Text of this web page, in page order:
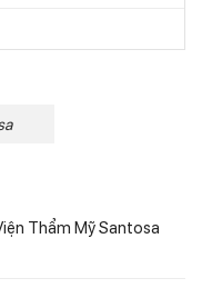
Thẩm Mỹ Santosa